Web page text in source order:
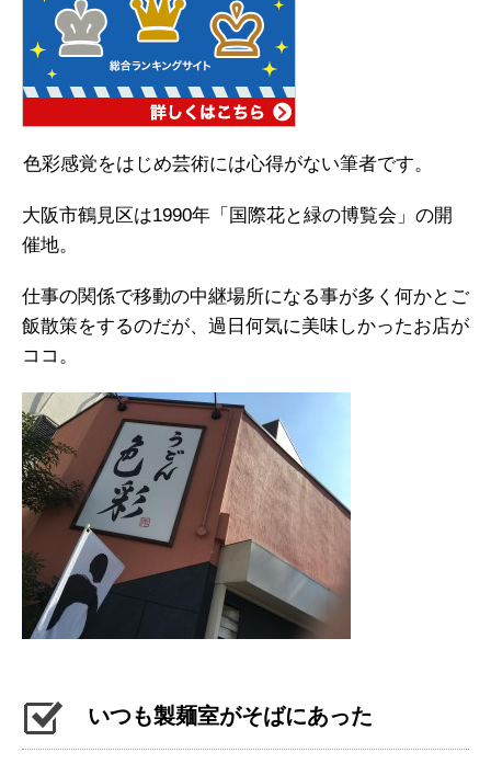
色彩感覚をはじめ芸術には心得がない筆者です。
大阪市鶴見区は1990年「国際花と緑の博覧会」の開
催地。
仕事の関係で移動の中継場所になる事が多く何かとご
飯散策をするのだが、過日何気に美味しかったお店が
ココ。
いつも製麺室がそばにあった